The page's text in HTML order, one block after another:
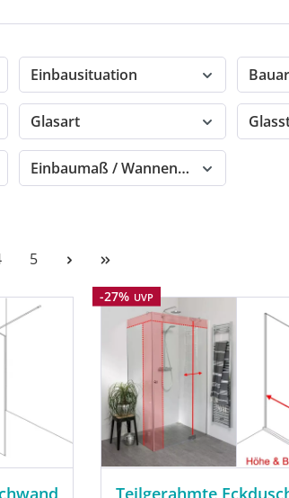
Einbausituation
Glasart
Einbaumaß / Wannenmaß
Seite
5
Rabatt
-27% UVP
Teilgerahmte